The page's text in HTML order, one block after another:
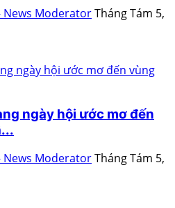
News ModeratorTháng Tám 5,
ngày hội ước mơ đến
News ModeratorTháng Tám 5,